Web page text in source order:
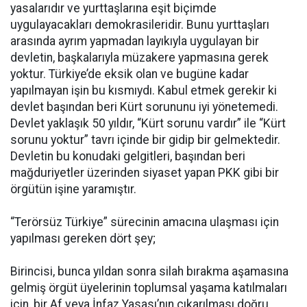
yasalarıdır ve yurttaşlarına eşit biçimde
uygulayacakları demokrasileridir. Bunu yurttaşları
arasında ayrım yapmadan layıkıyla uygulayan bir
devletin, başkalarıyla müzakere yapmasına gerek
yoktur. Türkiye’de eksik olan ve bugüne kadar
yapılmayan işin bu kısmıydı. Kabul etmek gerekir ki
devlet başından beri Kürt sorununu iyi yönetemedi.
Devlet yaklaşık 50 yıldır, “Kürt sorunu vardır” ile “Kürt
sorunu yoktur” tavrı içinde bir gidip bir gelmektedir.
Devletin bu konudaki gelgitleri, başından beri
mağduriyetler üzerinden siyaset yapan PKK gibi bir
örgütün işine yaramıştır.
“Terörsüz Türkiye” sürecinin amacına ulaşması için
yapılması gereken dört şey;
Birincisi, bunca yıldan sonra silah bırakma aşamasına
gelmiş örgüt üyelerinin toplumsal yaşama katılmaları